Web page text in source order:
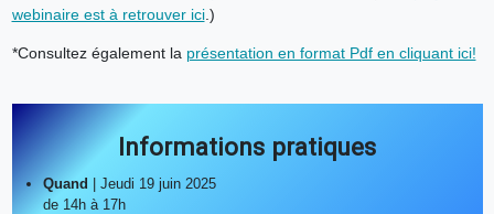
webinaire est à retrouver ici.)
*Consultez également la présentation en format Pdf en cliquant ici!
Informations pratiques
Quand
| Jeudi 19 juin 2025
de 14h à 17h